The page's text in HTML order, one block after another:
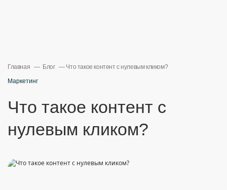
Главная Блог
Что такое контент с нулевым кликом?
Маркетинг
Что такое контент с
нулевым кликом?